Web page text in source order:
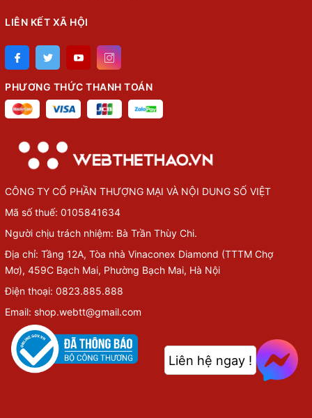
LIÊN KẾT XÃ HỘI
PHƯƠNG THỨC THANH TOÁN
CÔNG TY CỔ PHẦN THƯỢNG MẠI VÀ NỘI DUNG SỐ VIỆT
Mã số thuế: 0105841634
Người chịu trách nhiệm: Bà Trần Thùy Chi.
Địa chỉ: Tầng 12A, Tòa nhà Vinaconex Diamond (TTTM Chợ
Mơ), 459C Bạch Mai, Phường Bạch Mai, Hà Nội
Điện thoại: 0823.885.888
Email: shop.webtt@gmail.com
Liên hệ ngay !